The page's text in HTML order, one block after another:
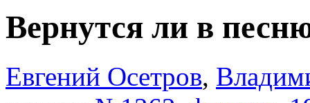
Вернутся ли в
Евгений Осетров,